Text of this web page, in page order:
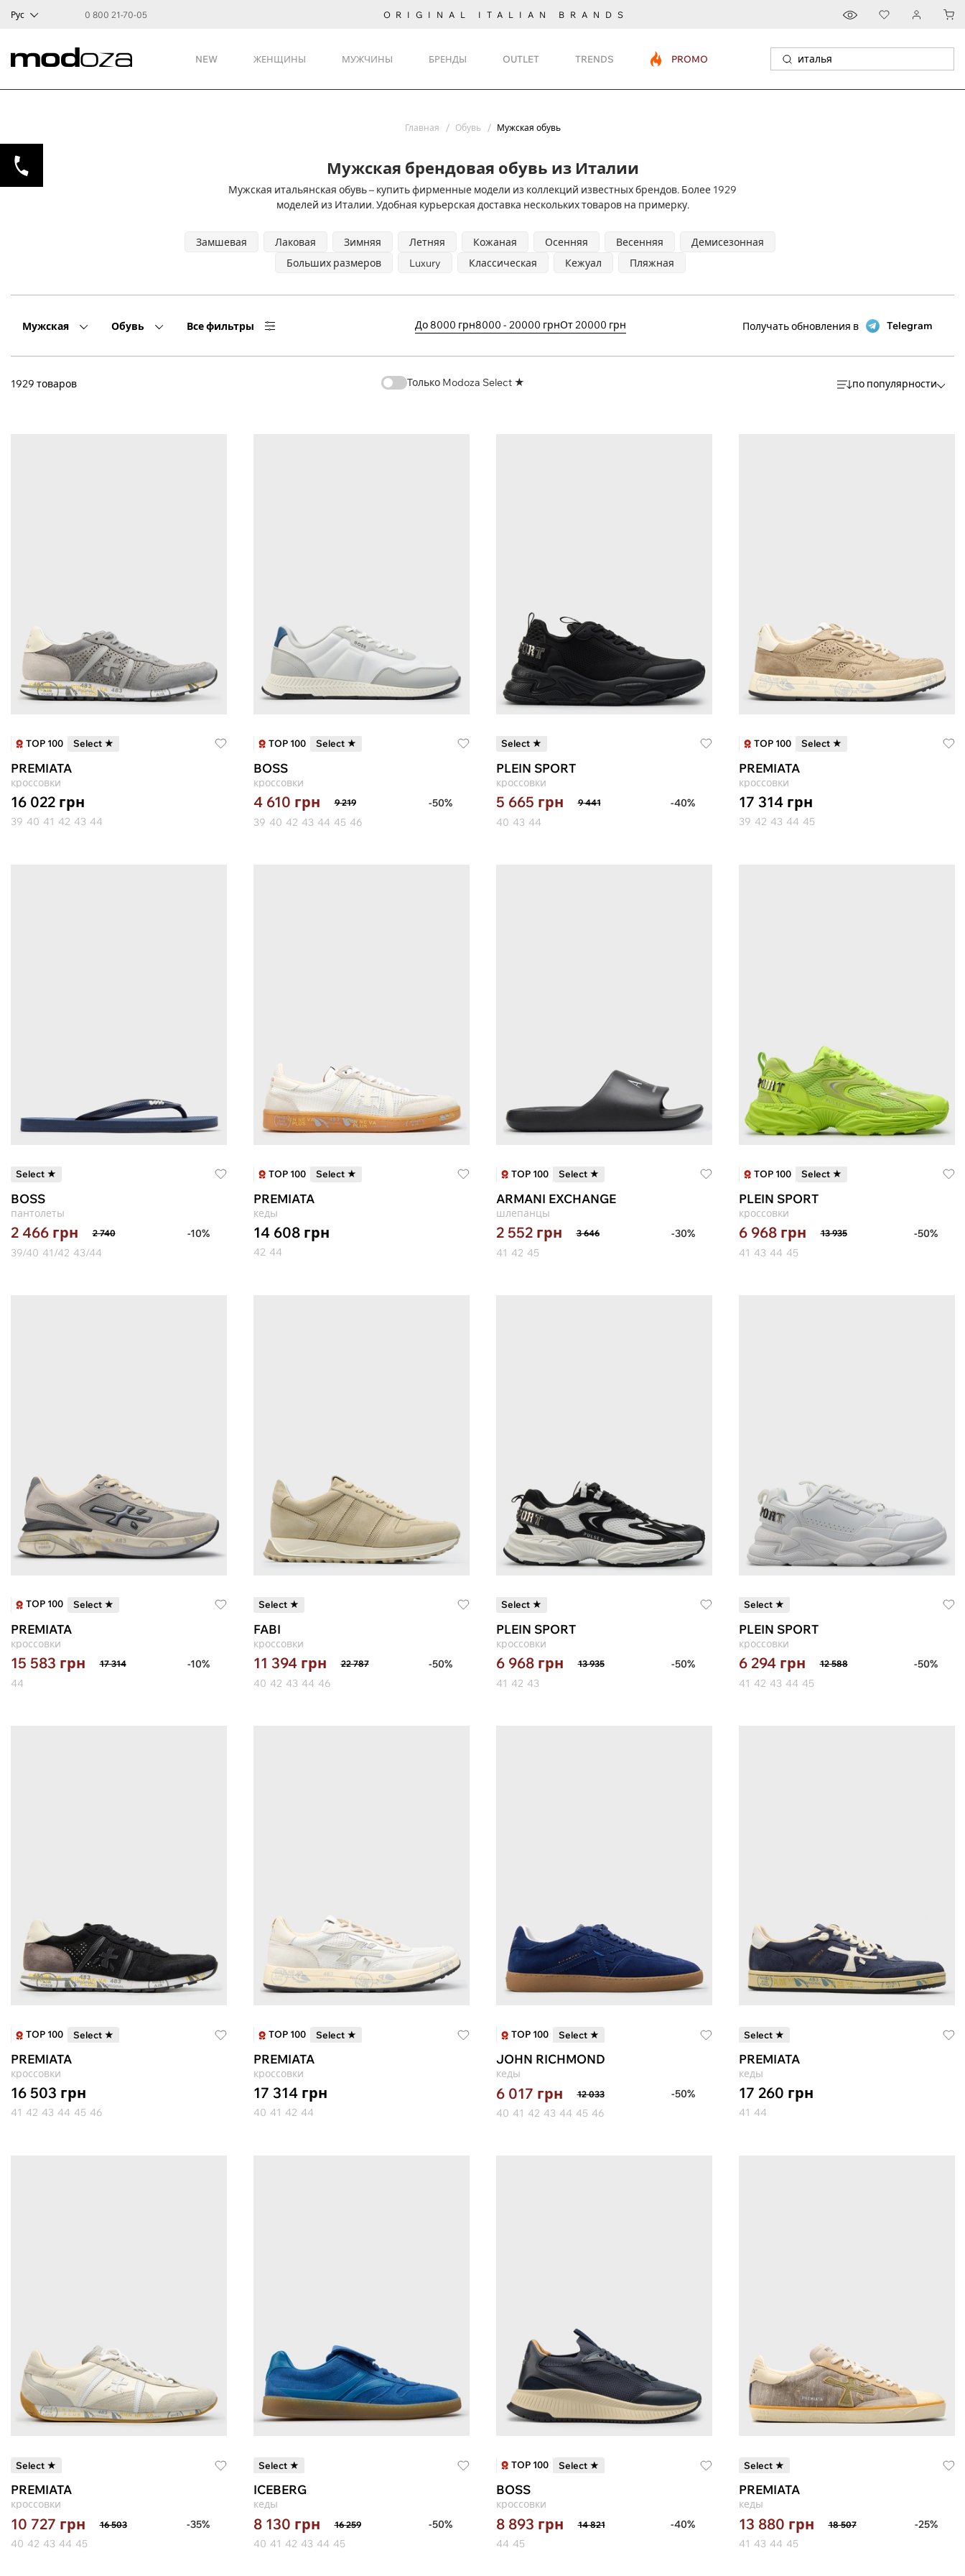
Рус 0 800 21-70-05 ORIGINAL ITALIAN BRANDS
NEW ЖЕНЩИНЫ МУЖЧИНЫ БРЕНДЫ OUTLET TRENDS PROMO
Главная Обувь Мужская обувь
Мужская брендовая обувь из Италии
Мужская итальянская обувь – купить фирменные модели из коллекций известных брендов. Более 1929
моделей из Италии. Удобная курьерская доставка нескольких товаров на примерку.
Замшевая Лаковая Зимняя Летняя Кожаная Осенняя Весенняя
Демисезонная
Больших размеров
Luxury Классическая Кежуал Пляжная
Мужская Обувь Все фильтры До 8000 грн8000 - 20000 грнОт 20000 грн Получать обновления в Telegram
1929 товаров Только Modoza Select ★ по популярности
TOP 100 Select ★
PREMIATA
кроссовки
16 022 грн
39 40 41 42 43 44
TOP 100 Select ★
BOSS
кроссовки
4 610 грн 9 219
-50%
39 40 42 43 44 45 46
Select ★
PLEIN SPORT
кроссовки
5 665 грн 9 441
-40%
40 43 44
TOP 100 Select ★
PREMIATA
кроссовки
17 314 грн
39 42 43 44 45
Select ★
BOSS
пантолеты
2 466 грн 2 740
-10%
39/40 41/42 43/44
TOP 100 Select ★
PREMIATA
кеды
14 608 грн
42 44
TOP 100 Select ★
ARMANI EXCHANGE
шлепанцы
2 552 грн 3 646
-30%
41 42 45
TOP 100 Select ★
PLEIN SPORT
кроссовки
6 968 грн 13 935
-50%
41 43 44 45
TOP 100 Select ★
PREMIATA
кроссовки
15 583 грн 17 314
-10%
44
Select ★
FABI
кроссовки
11 394 грн 22 787
-50%
40 42 43 44 46
Select ★
PLEIN SPORT
кроссовки
6 968 грн 13 935
-50%
41 42 43
Select ★
PLEIN SPORT
кроссовки
6 294 грн 12 588
-50%
41 42 43 44 45
TOP 100 Select ★
PREMIATA
кроссовки
16 503 грн
41 42 43 44 45 46
TOP 100 Select ★
PREMIATA
кроссовки
17 314 грн
40 41 42 44
TOP 100 Select ★
JOHN RICHMOND
кеды
6 017 грн 12 033
-50%
40 41 42 43 44 45 46
Select ★
PREMIATA
кеды
17 260 грн
41 44
Select ★
PREMIATA
кроссовки
10 727 грн 16 503
-35%
40 42 43 44 45
Select ★
ICEBERG
кеды
8 130 грн 16 259
-50%
40 41 42 43 44 45
TOP 100 Select ★
BOSS
кроссовки
8 893 грн 14 821
-40%
44 45
Select ★
PREMIATA
кеды
13 880 грн 18 507
-25%
41 43 44 45